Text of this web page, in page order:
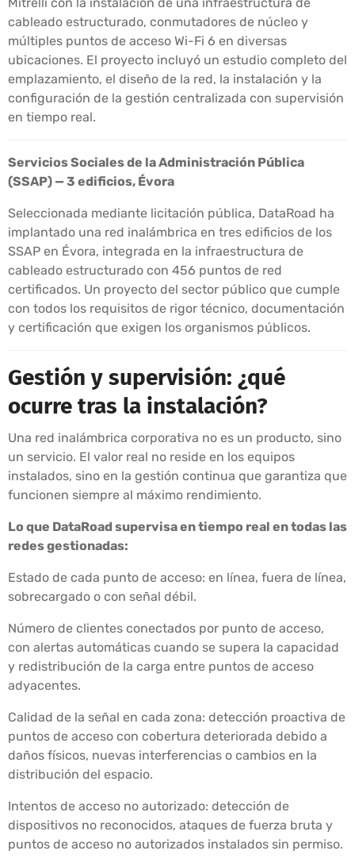
Mitrelli con la instalación de una infraestructura de
cableado estructurado, conmutadores de núcleo y
múltiples puntos de acceso Wi-Fi 6 en diversas
ubicaciones. El proyecto incluyó un estudio completo del
emplazamiento, el diseño de la red, la instalación y la
configuración de la gestión centralizada con supervisión
en tiempo real.
Servicios Sociales de la Administración Pública
(SSAP) — 3 edificios, Évora
Seleccionada mediante licitación pública, DataRoad ha
implantado una red inalámbrica en tres edificios de los
SSAP en Évora, integrada en la infraestructura de
cableado estructurado con 456 puntos de red
certificados. Un proyecto del sector público que cumple
con todos los requisitos de rigor técnico, documentación
y certificación que exigen los organismos públicos.
Gestión y supervisión: ¿qué
ocurre tras la instalación?
Una red inalámbrica corporativa no es un producto, sino
un servicio. El valor real no reside en los equipos
instalados, sino en la gestión continua que garantiza que
funcionen siempre al máximo rendimiento.
Lo que DataRoad supervisa en tiempo real en todas las
redes gestionadas:
Estado de cada punto de acceso: en línea, fuera de línea,
sobrecargado o con señal débil.
Número de clientes conectados por punto de acceso,
con alertas automáticas cuando se supera la capacidad
y redistribución de la carga entre puntos de acceso
adyacentes.
Calidad de la señal en cada zona: detección proactiva de
puntos de acceso con cobertura deteriorada debido a
daños físicos, nuevas interferencias o cambios en la
distribución del espacio.
Intentos de acceso no autorizado: detección de
dispositivos no reconocidos, ataques de fuerza bruta y
puntos de acceso no autorizados instalados sin permiso.